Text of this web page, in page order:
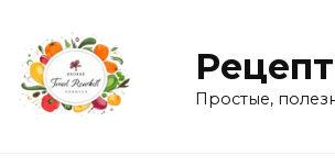
Простые,